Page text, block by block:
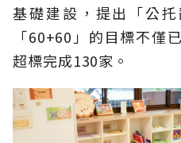
基礎建設，提出「公
「60+60」的目標不僅
超標完成130家。